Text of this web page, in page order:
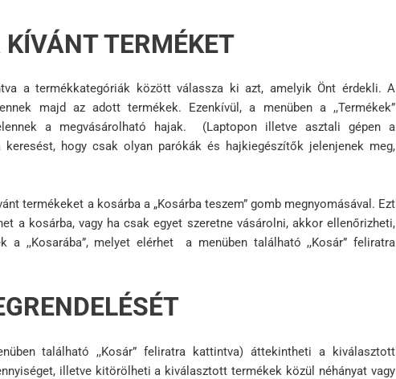
TERMÉKET
a termékkategóriák között válassza ki azt, amelyik Önt érdekli. A
majd az adott termékek. Ezenkívül, a menüben a ,,Termékek”
a megvásárolható hajak. (Laptopon illetve asztali gépen a
hogy csak olyan parókák és hajkiegészítők jelenjenek meg,
termékeket a kosárba a „Kosárba teszem” gomb megnyomásával. Ezt
a kosárba, vagy ha csak egyet szeretne vásárolni, akkor ellenőrizheti,
,,Kosarába”, melyet elérhet a menüben található ,,Kosár” feliratra
található ,,Kosár” feliratra kattintva) áttekintheti a kiválasztott
illetve kitörölheti a kiválasztott termékek közül néhányat vagy